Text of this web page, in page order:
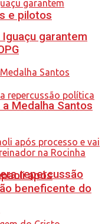
e pilotos
repercussão
garantem
Medalha Santos
após
beneficente do